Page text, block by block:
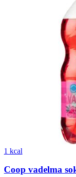
1 kcal
Coop vadelma